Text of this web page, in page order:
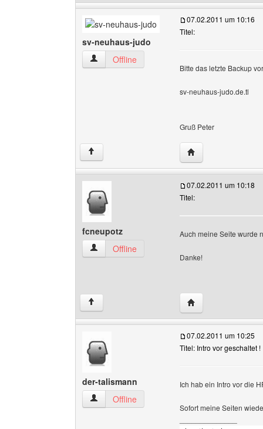
sv-neuhaus-judo
sv-neuhaus-judo Benutzer-Profile anzeigen
Offline
07.02.2011 um 10:16
Titel:
Bitte das letzte Backup
sv-neuhaus-judo.de.tl
Gruß Peter
↑ Website dieses
fcneupotz
fcneupotz Benutzer-Profile anzeigen
Offline
07.02.2011 um 10:18
Titel:
Auch meine Seite wurde
Danke!
↑ Website dieses
der-talismann
der-talismann Benutzer-Profile anzeigen
Offline
07.02.2011 um 10:25
Titel: Intro vor geschaltet !
Ich hab ein Intro vor die
Sofort meine Seiten